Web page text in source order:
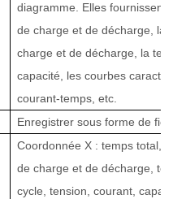
diagramme. Elles fournissent
de charge et de décharge, la
charge et de décharge, la
capacité, les courbes
courant-temps, etc.
Enregistrer sous forme de
Coordonnée X : temps total,
de charge et de décharge,
cycle, tension, courant,